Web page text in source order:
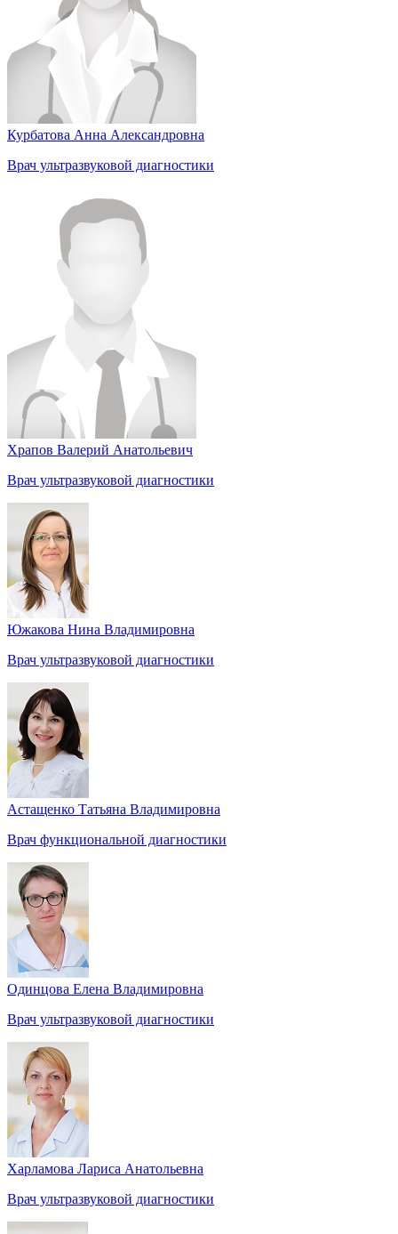
Курбатова Анна Александровна
Врач ультразвуковой диагностики
Храпов Валерий Анатольевич
Врач ультразвуковой диагностики
Южакова Нина Владимировна
Врач ультразвуковой диагностики
Астащенко Татьяна Владимировна
Врач функциональной диагностики
Одинцова Елена Владимировна
Врач ультразвуковой диагностики
Харламова Лариса Анатольевна
Врач ультразвуковой диагностики